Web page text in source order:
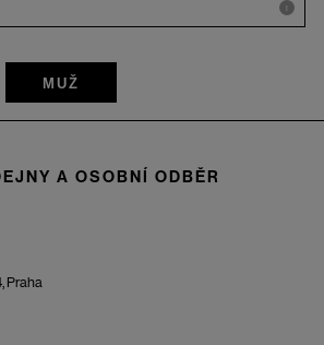
i
MUŽ
A OSOBNÍ ODBĚR
Praha